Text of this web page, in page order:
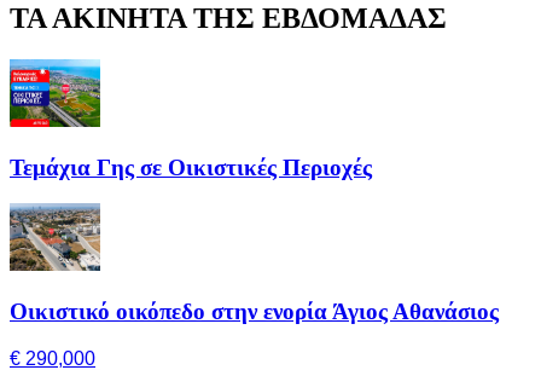
ΤΑ ΑΚΙΝΗΤΑ ΤΗΣ ΕΒΔΟΜΑΔΑΣ
Τεμάχια Γης σε Οικιστικές Περιοχές
Οικιστικό οικόπεδο στην ενορία Άγιος Αθανάσιος
€ 290,000